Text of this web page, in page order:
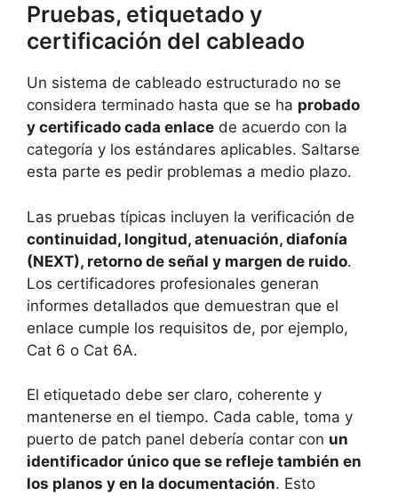
Pruebas, etiquetado y
certificación del cableado
Un sistema de cableado estructurado no se
considera terminado hasta que se ha probado
y certificado cada enlace de acuerdo con la
categoría y los estándares aplicables. Saltarse
esta parte es pedir problemas a medio plazo.
Las pruebas típicas incluyen la verificación de
continuidad, longitud, atenuación, diafonía
(NEXT), retorno de señal y margen de ruido.
Los certificadores profesionales generan
informes detallados que demuestran que el
enlace cumple los requisitos de, por ejemplo,
Cat 6 o Cat 6A.
El etiquetado debe ser claro, coherente y
mantenerse en el tiempo. Cada cable, toma y
puerto de patch panel debería contar con un
identificador único que se refleje también en
los planos y en la documentación. Esto